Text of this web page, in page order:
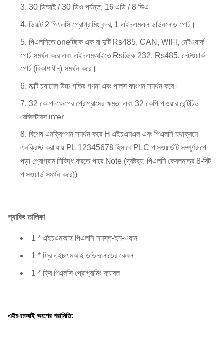
30 ডিআই / 30 ডিও পর্যন্ত, 16 এডি / 8 ডিএ।
ডিফল্ট 2 পিএলসি প্রোগ্রামিং বন্দর, 1 এইচএমএল ডাউনলোড পোর্ট।
পিএলসিতে oneচ্ছিক এক বা দুটি Rs485, CAN, WIFl, নেটওয়ার্ক
পোর্ট সমর্থন করে এবং এইচএমআইতে Rsচ্ছিক 232, Rs485, নেটওয়ার্ক
পোর্ট (বিকাশাধীন) সমর্থন করে।
মাল্টি চ্যানেল উচ্চ গতির গণনা এবং পালস ফাংশন সমর্থন করে।
32 কে-পদক্ষেপের প্রোগ্রামের ক্ষমতা এবং 32 কেপি পাওয়ার রেন্টিটিভ
রেজিস্টারস inter
বিশেষ এনক্রিপশন সমর্থন করে H এইচএমএল এবং পিএলসি যথাক্রমে
এনক্রিপ্ট করা যায় PL 12345678 হিসাবে PLC পাসওয়ার্ডটি সম্পূর্ণরূপে
পড়া প্রোগ্রাম নিষিদ্ধ করতে পারে Note (দ্রষ্টব্য: পিএলসি কেবলমাত্র 8-বিট
পাসওয়ার্ড সমর্থন করে))
প্যাকিং তালিকা
1 * এইচএমআই পিএলসি সমস্ত-ইন-ওয়ান
1 * ফ্রি এইচএমআই ডাউনলোডের কেবল
1 * ফ্রি পিএলসি প্রোগ্রামিং ক্যাবল
এইচএমআই অংশের পরামিতি: